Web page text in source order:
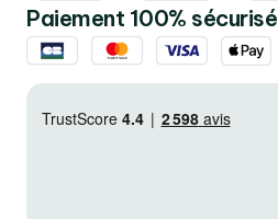
Paiement 100% sécurisé